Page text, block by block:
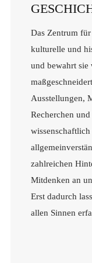
Das Zentrum
kulturelle und
und bewahrt sie
Ausstellungen,
Recherchen
zahlreichen
Mitdenken an
Erst dadurch
allen Sinnen